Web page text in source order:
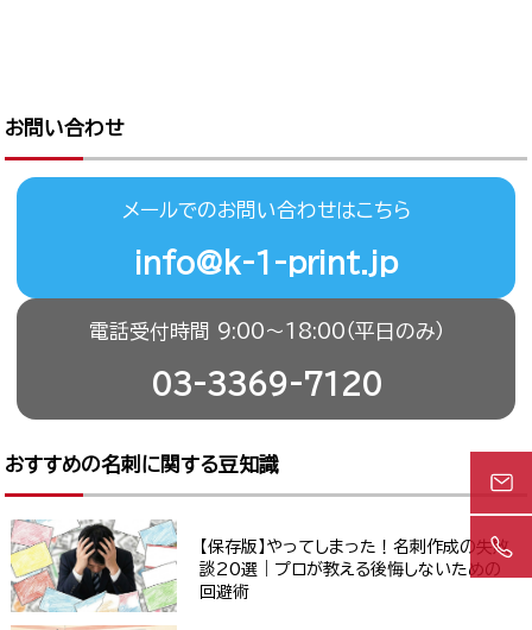
お問い合わせ
メールでのお問い合わせはこちら
info@k-1-print.jp
電話受付時間 9:00〜18:00（平日のみ）
03-3369-7120
おすすめの名刺に関する豆知識
【保存版】やってしまった！名刺作成の失敗
談20選｜プロが教える後悔しないための
回避術